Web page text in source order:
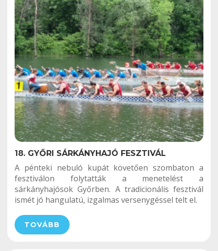
18. GYŐRI SÁRKÁNYHAJÓ FESZTIVÁL
A pénteki nebuló kupát követően szombaton a
fesztiválon folytatták a menetelést a
sárkányhajósok Győrben. A tradicionális fesztivál
ismét jó hangulatú, izgalmas versenygéssel telt el.
TOVÁBB